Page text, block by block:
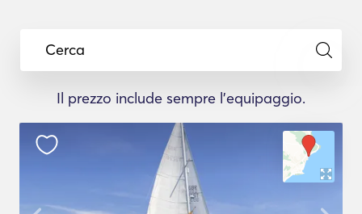
Cerca
Il prezzo include sempre l'equipaggio.